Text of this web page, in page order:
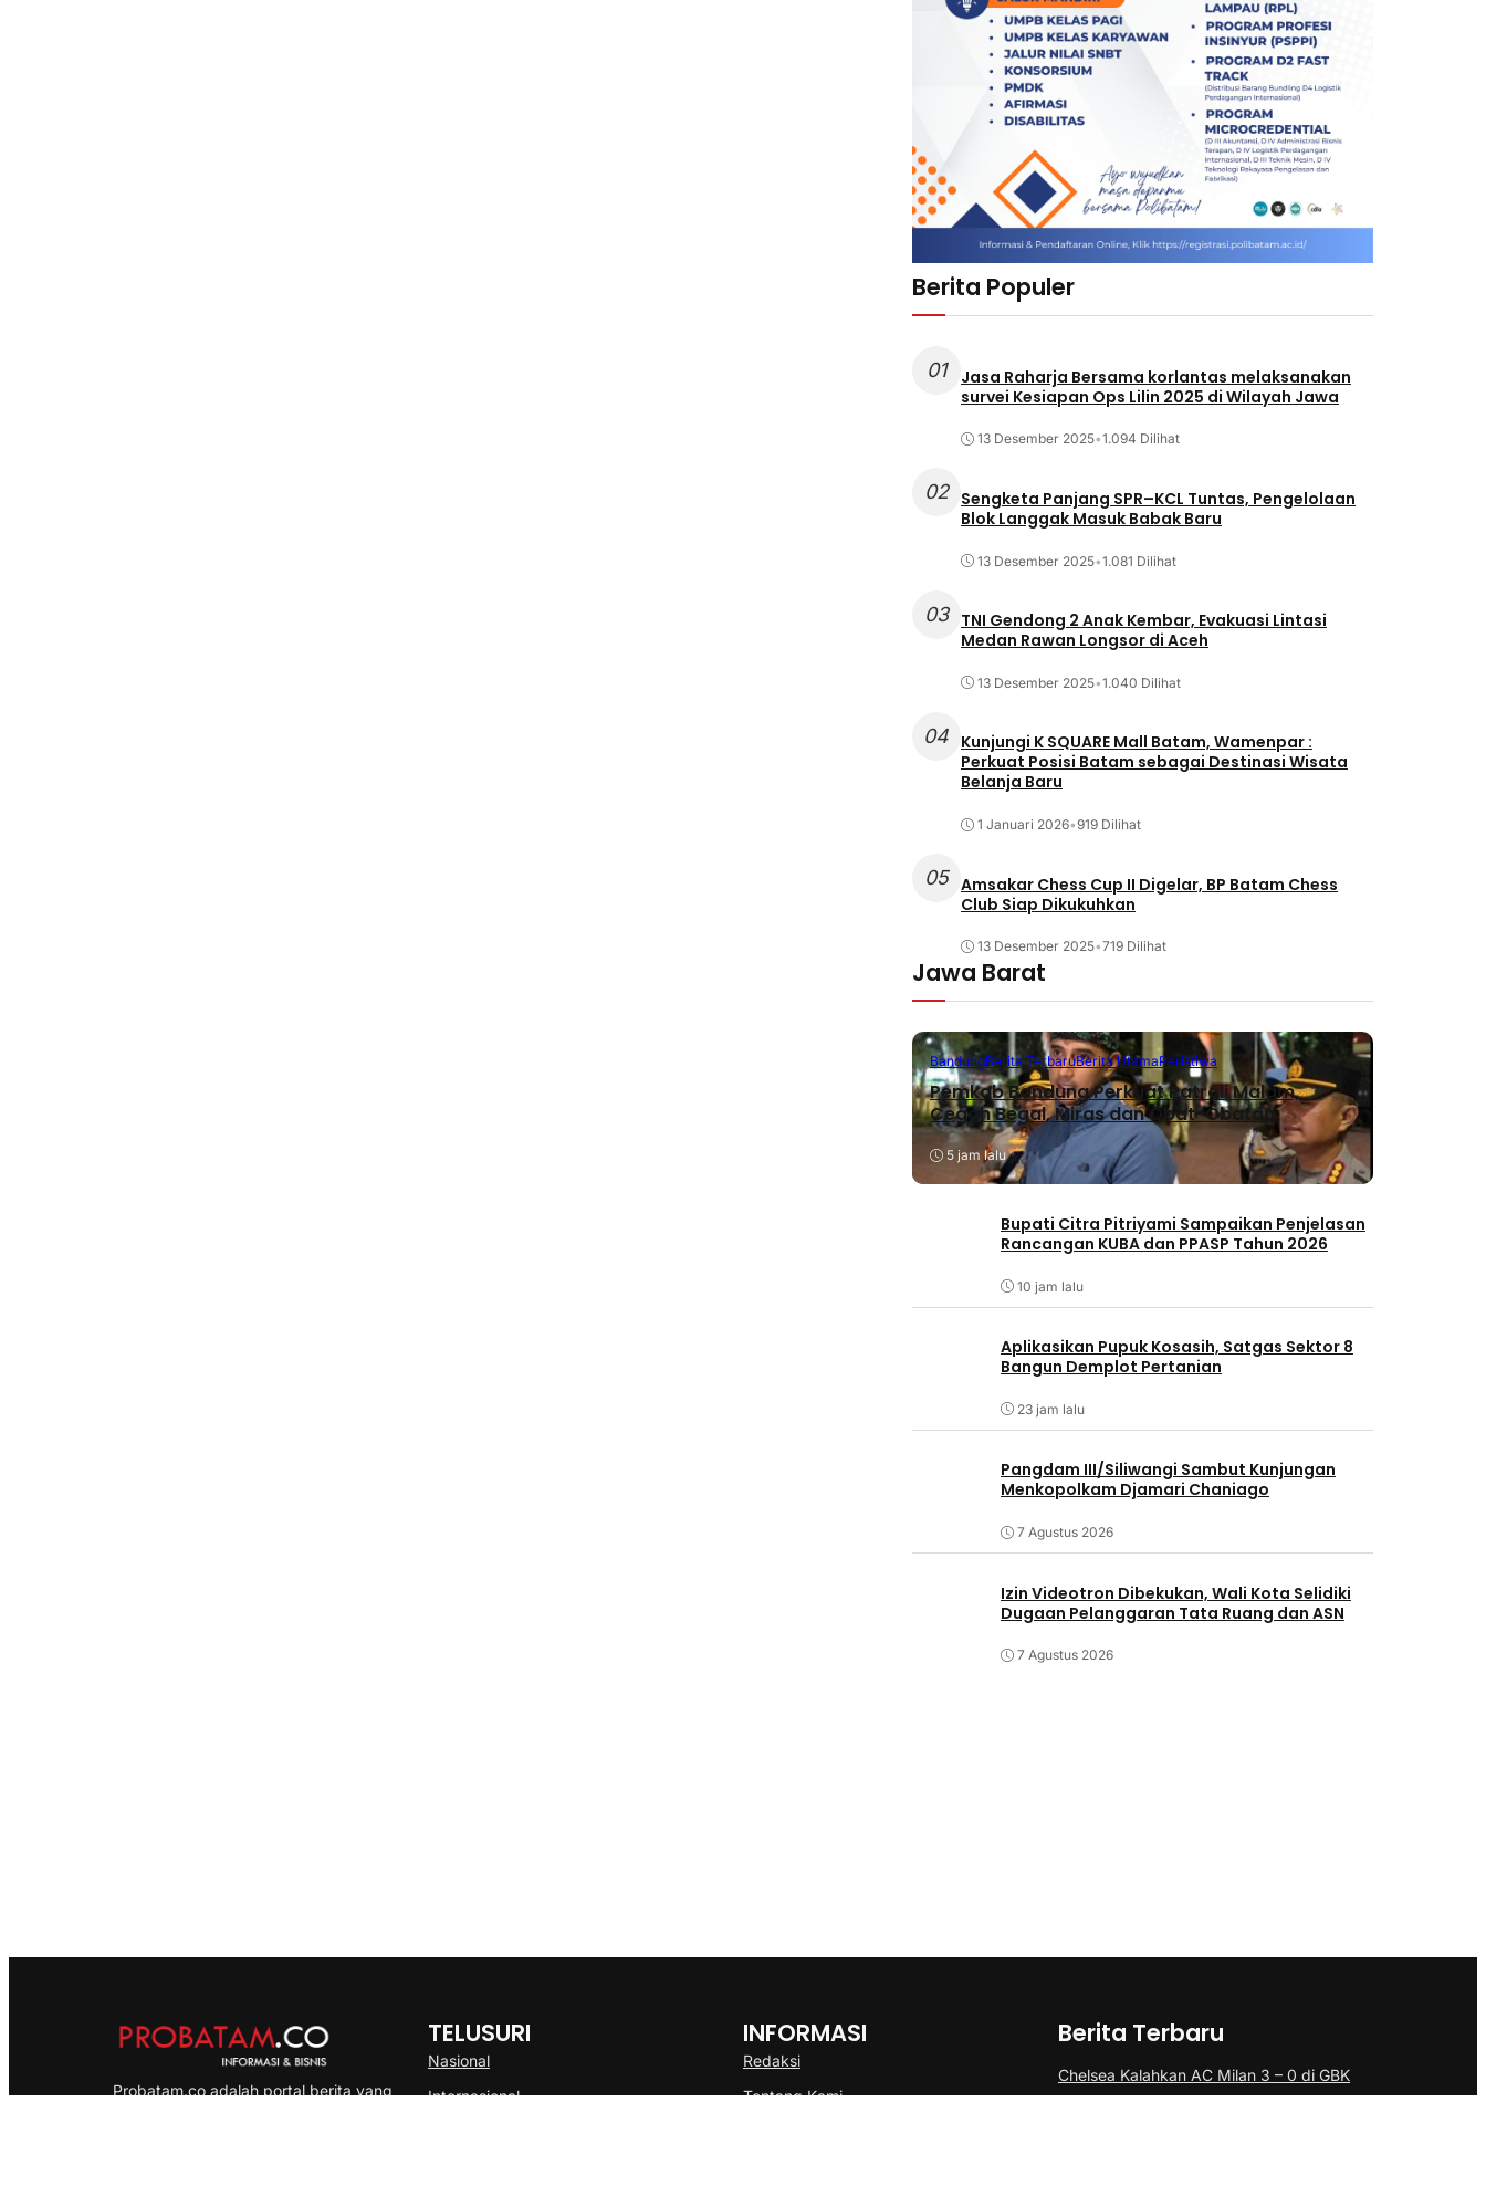
Berita Populer
01
Jasa Raharja Bersama korlantas melaksanakan
survei Kesiapan Ops Lilin 2025 di Wilayah Jawa
13 Desember 2025•1.094 Dilihat
02
Sengketa Panjang SPR–KCL Tuntas, Pengelolaan
Blok Langgak Masuk Babak Baru
13 Desember 2025•1.081 Dilihat
03
TNI Gendong 2 Anak Kembar, Evakuasi Lintasi
Medan Rawan Longsor di Aceh
13 Desember 2025•1.040 Dilihat
04 Kunjungi K SQUARE Mall Batam, Wamenpar :
Perkuat Posisi Batam sebagai Destinasi Wisata
Belanja Baru
1 Januari 2026•919 Dilihat
05 Amsakar Chess Cup II Digelar, BP Batam Chess
Club Siap Dikukuhkan
13 Desember 2025•719 Dilihat
Jawa Barat
BandungBerita TerbaruBerita UtamaPeristiwa
Pemkab Bandung Perkuat Patroli Malam,
Cegah Begal, Miras dan Obat-Obatan
5 jam lalu
Bupati Citra Pitriyami Sampaikan Penjelasan
Rancangan KUBA dan PPASP Tahun 2026
10 jam lalu
Aplikasikan Pupuk Kosasih, Satgas Sektor 8
Bangun Demplot Pertanian
23 jam lalu
Pangdam III/Siliwangi Sambut Kunjungan
Menkopolkam Djamari Chaniago
7 Agustus 2026
Izin Videotron Dibekukan, Wali Kota Selidiki
Dugaan Pelanggaran Tata Ruang dan ASN
7 Agustus 2026
Probatam.co adalah portal berita yang
TELUSURI
Nasional
Internasional
INFORMASI
Redaksi
Tentang Kami
Berita Terbaru
Chelsea Kalahkan AC Milan 3 – 0 di GBK